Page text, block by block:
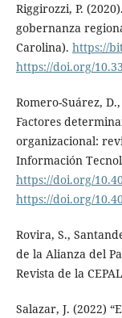
Riggirozzi, P.
gobernanza
Carolina). https://
https://doi.org/
Romero-Suárez,
Factores
organizacional:
Información
https://doi.org/
https://doi.org/
Rovira, S.,
de la Alianza del
Revista de la
Salazar, J. (2022)